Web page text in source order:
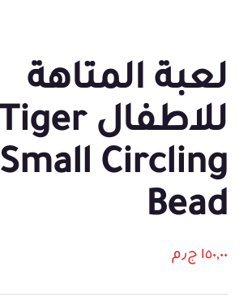
لعبة المتاهة
للاطفال Tiger
Small Circling
Bead
١٥٠,٠٠ ج٫م